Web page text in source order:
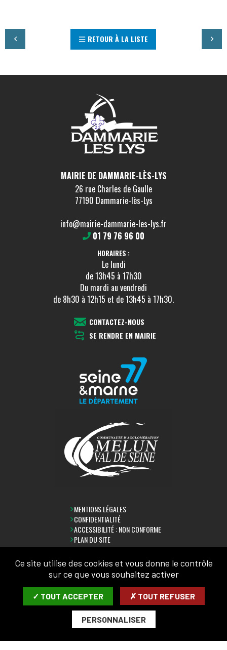
RETOUR À LA LISTE
MAIRIE DE DAMMARIE-LÈS-LYS
26 rue Charles de Gaulle
77190 Dammarie-lès-Lys
info@mairie-dammarie-les-lys.fr
01 79 76 96 00
HORAIRES :
Le lundi
de 13h45 à 17h30
Du mardi au vendredi
de 8h30 à 12h15 et de 13h45 à 17h30.
CONTACTEZ-NOUS
SE RENDRE EN MAIRIE
MENTIONS LÉGALES
CONFIDENTIALITÉ
ACCESSIBILITÉ : NON CONFORME
PLAN DU SITE
LETTRE D'INFORMATION
SAISIR VOTRE COURRIEL:
Ce site utilise des cookies et vous donne le contrôle
sur ce que vous souhaitez activer
✓ TOUT ACCEPTER ✗ TOUT REFUSER
PERSONNALISER